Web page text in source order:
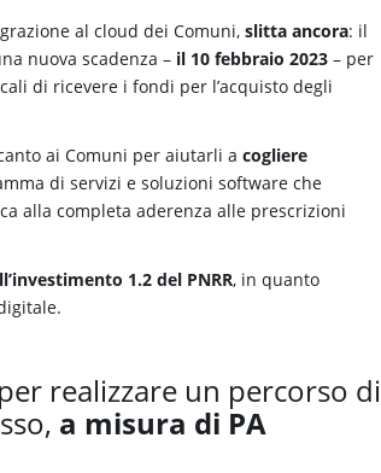
al cloud dei Comuni,slitta ancora: il
nuova scadenza – il 10 febbraio 2023 – per
di ricevere i fondi per l’acquisto degli
ai Comuni per aiutarli acogliere
di servizi e soluzioni software che
alla completa aderenza alle prescrizioni
1.2 del PNRR, in quanto
realizzare un percorso di
a misura di PA